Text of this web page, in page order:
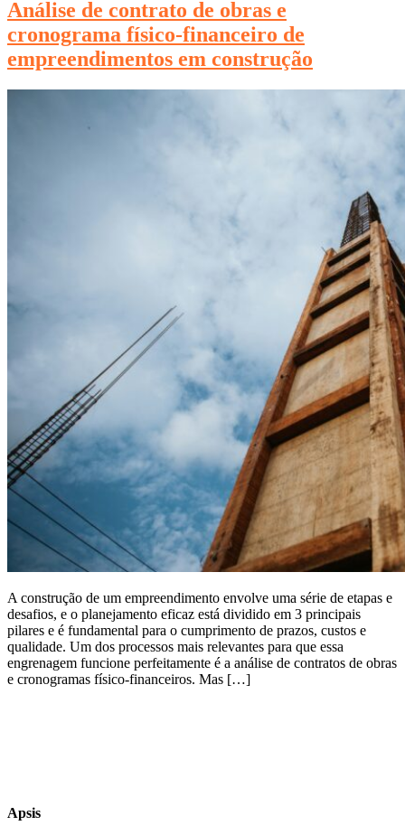
Análise de contrato de obras e
cronograma físico-financeiro de
empreendimentos em construção
A construção de um empreendimento envolve uma série de etapas e
desafios, e o planejamento eficaz está dividido em 3 principais
pilares e é fundamental para o cumprimento de prazos, custos e
qualidade. Um dos processos mais relevantes para que essa
engrenagem funcione perfeitamente é a análise de contratos de obras
e cronogramas físico-financeiros. Mas […]
Apsis